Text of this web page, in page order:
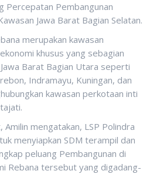
Percepatan Pembangunan
Jawa Barat Bagian Selatan.
merupakan kawasan
khusus yang sebagian
Barat Bagian Utara seperti
Indramayu, Kuningan, dan
kawasan perkotaan inti
mengatakan, LSP Polindra
menyiapkan SDM terampil dan
peluang Pembangunan di
Rebana tersebut yang digadang-